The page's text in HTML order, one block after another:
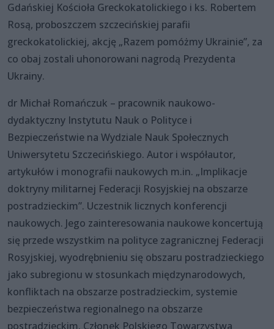
Gdańskiej Kościoła Greckokatolickiego i ks. Robertem
Rosą, proboszczem szczecińskiej parafii
greckokatolickiej, akcję „Razem pomóżmy Ukrainie”, za
co obaj zostali uhonorowani nagrodą Prezydenta
Ukrainy.
dr Michał Romańczuk – pracownik naukowo-
dydaktyczny Instytutu Nauk o Polityce i
Bezpieczeństwie na Wydziale Nauk Społecznych
Uniwersytetu Szczecińskiego. Autor i współautor,
artykułów i monografii naukowych m.in. „Implikacje
doktryny militarnej Federacji Rosyjskiej na obszarze
postradzieckim”. Uczestnik licznych konferencji
naukowych. Jego zainteresowania naukowe koncertują
się przede wszystkim na polityce zagranicznej Federacji
Rosyjskiej, wyodrębnieniu się obszaru postradzieckiego
jako subregionu w stosunkach międzynarodowych,
konfliktach na obszarze postradzieckim, systemie
bezpieczeństwa regionalnego na obszarze
postradzieckim. Członek Polskiego Towarzystwa